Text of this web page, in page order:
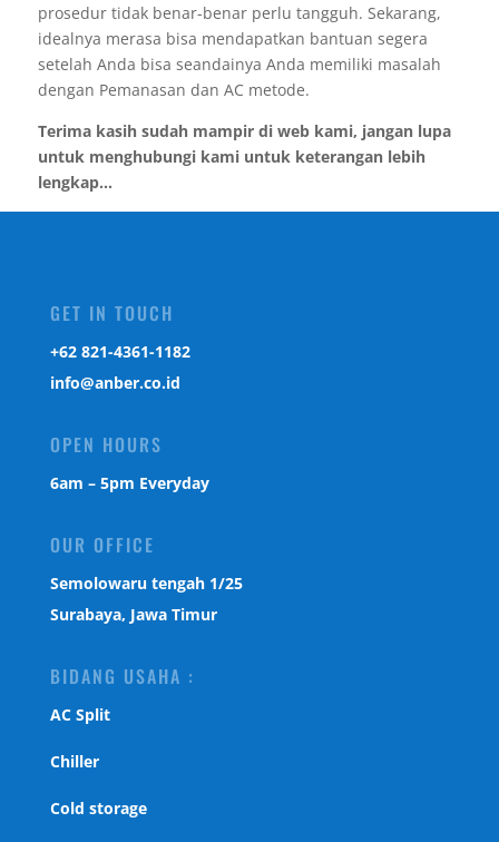
prosedur tidak benar-benar perlu tangguh. Sekarang,
idealnya merasa bisa mendapatkan bantuan segera
setelah Anda bisa seandainya Anda memiliki masalah
dengan Pemanasan dan AC metode.
Terima kasih sudah mampir di web kami, jangan lupa
untuk menghubungi kami untuk keterangan lebih
lengkap...
GET IN TOUCH
‎+62 821-4361-1182
info@anber.co.id
OPEN HOURS
6am – 5pm Everyday
OUR OFFICE
Semolowaru tengah 1/25
Surabaya, Jawa Timur
BIDANG USAHA :
AC Split
Chiller
Cold storage